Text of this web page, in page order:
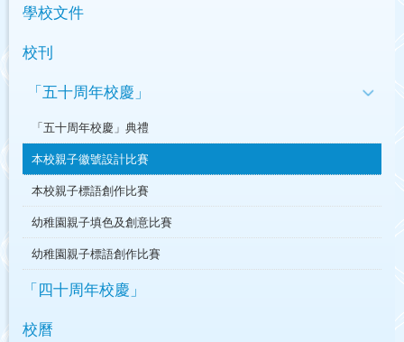
學校文件
校刊
「五十周年校慶」
「五十周年校慶」典禮
本校親子徽號設計比賽
本校親子標語創作比賽
幼稚園親子填色及創意比賽
幼稚園親子標語創作比賽
「四十周年校慶」
校曆